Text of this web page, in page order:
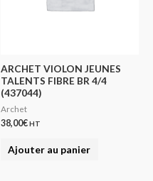
ARCHET VIOLON JEUNES
TALENTS FIBRE BR 4/4
(437044)
Archet
38,00€HT
Ajouter au panier